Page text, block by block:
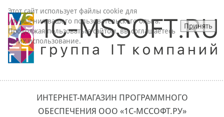
ИНТЕРНЕТ-МАГАЗИН ПРОГРАММНОГО
ОБЕСПЕЧЕНИЯ ООО «1С-МССОФТ.РУ»
Этот сайт использует файлы cookie для
улучшения вашего пользовательского опыта.
Продолжая пользоваться сайтом, вы соглашаетесь
на их использование.
Принять